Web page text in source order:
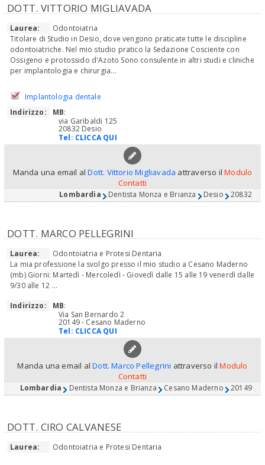
DOTT. VITTORIO MIGLIAVADA
Laurea:
Odontoiatria
Titolare di Studio in Desio, dove vengono praticate tutte le discipline
odontoiatriche. Nel mio studio pratico la Sedazione Cosciente con
Ossigeno e protossido d'Azoto Sono consulente in altri studi e cliniche
per implantologia e chirurgia...
Implantologia dentale
Indirizzo:
MB:
via Garibaldi 125
20832 Desio
Tel: CLICCA QUI
Manda una email alDott. Vittorio Migliavada attraverso ilModulo
Contatti
Lombardia Dentista Monza e Brianza Desio 20832
DOTT. MARCO PELLEGRINI
Laurea:
Odontoiatria e Protesi Dentaria
La mia professione la svolgo presso il mio studio a Cesano Maderno
(mb) Giorni: Martedì - Mercoledì - Giovedì dalle 15 alle 19 venerdì dalle
9/30 alle 12 ...
Indirizzo:
MB:
Via San Bernardo 2
20149 - Cesano Maderno
Tel: CLICCA QUI
Manda una email alDott. Marco Pellegrini attraverso ilModulo
Contatti
Lombardia Dentista Monza e Brianza Cesano Maderno 20149
DOTT. CIRO CALVANESE
Laurea: Odontoiatria e Protesi Dentaria